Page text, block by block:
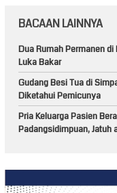
BACAAN LAINNYA
Dua Rumah Permanen
Luka Bakar
Gudang Besi Tua di
Diketahui Pemicunya
Pria Keluarga Pasien
Padangsidimpuan, Jatuh